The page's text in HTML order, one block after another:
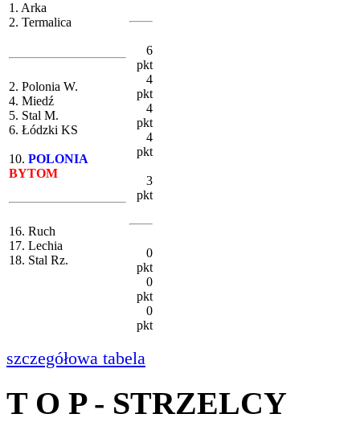
1. Arka
2. Termalica
2. Polonia W.
4. Miedź
5. Stal M.
6. Łódzki KS
10. POLONIA
BYTOM
16. Ruch
17. Lechia
18. Stal Rz.
6
pkt
4
pkt
4
pkt
4
pkt
3
pkt
0
pkt
0
pkt
0
pkt
szczegółowa tabela
T O P - STRZELCY